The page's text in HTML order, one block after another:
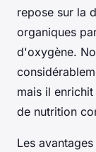
repose sur la
organiques
d'oxygène.
mais il
de nutrition
Les